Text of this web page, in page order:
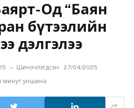
Од “Баян
бүтээлийн
дэлгэлээ
Шинэчлэгдсэн: 27/04/2025
минут уншина